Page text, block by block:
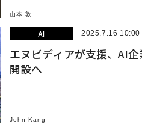
山本 敦
AI 2025.7.16 10:00
エヌビディアが支援、AI
開設へ
John Kang